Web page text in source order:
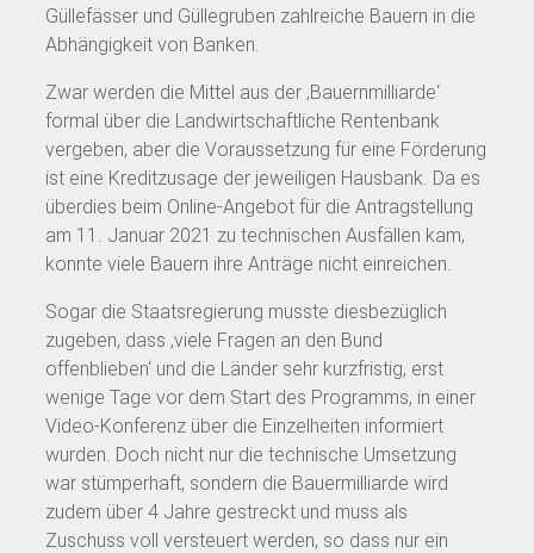
Güllefässer und Güllegruben zahlreiche Bauern in die
Abhängigkeit von Banken.
Zwar werden die Mittel aus der ‚Bauernmilliarde‘
formal über die Landwirtschaftliche Rentenbank
vergeben, aber die Voraussetzung für eine Förderung
ist eine Kreditzusage der jeweiligen Hausbank. Da es
überdies beim Online-Angebot für die Antragstellung
am 11. Januar 2021 zu technischen Ausfällen kam,
konnte viele Bauern ihre Anträge nicht einreichen.
Sogar die Staatsregierung musste diesbezüglich
zugeben, dass ‚viele Fragen an den Bund
offenblieben‘ und die Länder sehr kurzfristig, erst
wenige Tage vor dem Start des Programms, in einer
Video-Konferenz über die Einzelheiten informiert
wurden. Doch nicht nur die technische Umsetzung
war stümperhaft, sondern die Bauermilliarde wird
zudem über 4 Jahre gestreckt und muss als
Zuschuss voll versteuert werden, so dass nur ein